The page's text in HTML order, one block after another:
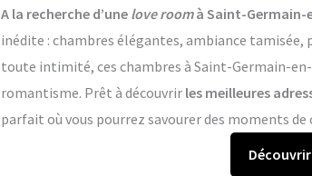
A la recherche d’une love roomà Saint-Germain-
inédite : chambres élégantes, ambiance tamisée,
toute intimité, ces chambres à Saint-Germain-
romantisme. Prêt à découvrir les meilleures
parfait où vous pourrez savourer des moments